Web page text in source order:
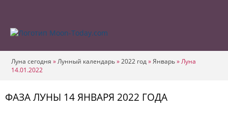
Луна сегодня »Лунный календарь»2022 год»Январь»Луна
14.01.2022
ФАЗА ЛУНЫ 14 ЯНВАРЯ 2022 ГОДА